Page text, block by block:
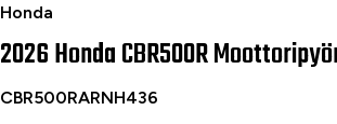
Honda
2026 CBR500R NH436 MAT
2026 Honda CBR500R
CBR500RARNH436